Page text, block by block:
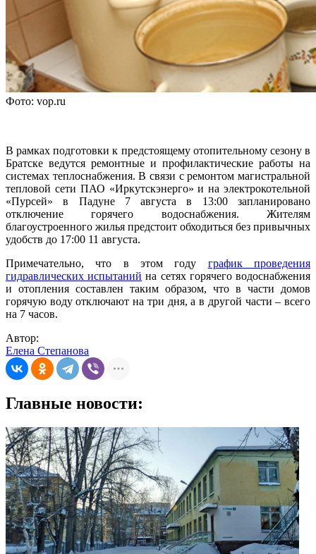
Фото: vop.ru
В рамках подготовки к предстоящему отопительному сезону в
Братске ведутся ремонтные и профилактические работы на
системах теплоснабжения. В связи с ремонтом магистральной
тепловой сети ПАО «Иркутскэнерго» и на электрокотельной
«Пурсей» в Падуне 7 августа в 13:00 запланировано
отключение горячего водоснабжения. Жителям
благоустроенного жилья предстоит обходиться без привычных
удобств до 17:00 11 августа.
Примечательно, что в этом году график проведения
гидравлических испытаний на сетях горячего водоснабжения
и отопления составлен таким образом, что в части домов
горячую воду отключают на три дня, а в другой части – всего
на 7 часов.
Автор:
Елена Степанова
Главные новости: